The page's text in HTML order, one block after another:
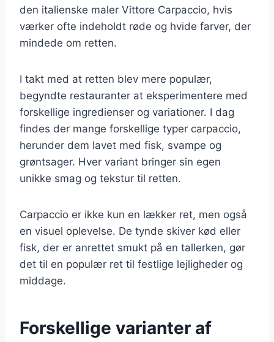
den italienske maler Vittore Carpaccio, hvis
værker ofte indeholdt røde og hvide farver, der
mindede om retten.
I takt med at retten blev mere populær,
begyndte restauranter at eksperimentere med
forskellige ingredienser og variationer. I dag
findes der mange forskellige typer carpaccio,
herunder dem lavet med fisk, svampe og
grøntsager. Hver variant bringer sin egen
unikke smag og tekstur til retten.
Carpaccio er ikke kun en lækker ret, men også
en visuel oplevelse. De tynde skiver kød eller
fisk, der er anrettet smukt på en tallerken, gør
det til en populær ret til festlige lejligheder og
middage.
Forskellige varianter af